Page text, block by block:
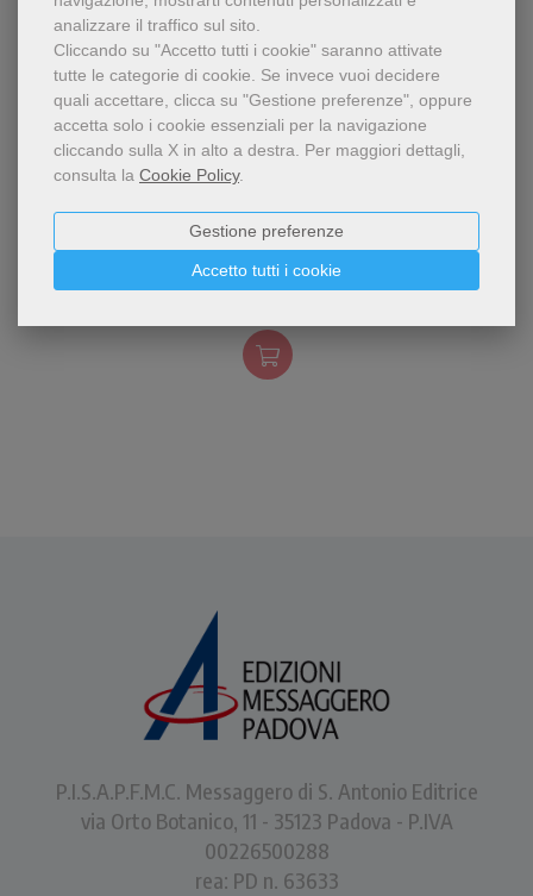
analizzare il traffico sul sito.
Cliccando su "Accetto tutti i cookie" saranno attivate
tutte le categorie di cookie. Se invece vuoi decidere
quali accettare, clicca su "Gestione preferenze", oppure
accetta solo i cookie essenziali per la navigazione
cliccando sulla X in alto a destra. Per maggiori dettagli,
consulta la Cookie Policy.
Accetto tutti i cookie
Gestione preferenze
Invito a riscoprire l'attualità
di sant'Antonio in linea con i
temi del grande Giubileo del
2000: rafforzare la fede,
pregare come faceva il
grande santo.
SAINT ANTOINE AUJOURD'HUI
P.I.S.A.P.F.M.C. Messaggero di S. Antonio Editrice
via Orto Botanico, 11 - 35123 Padova - P.IVA
00226500288
rea: PD n. 63633